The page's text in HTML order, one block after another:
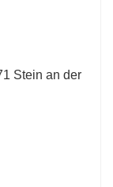
Stein an der